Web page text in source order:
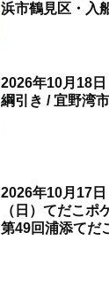
浜市鶴見区・入
2026年10月18
綱引き / 宜野湾
2026年10月17日
（日）てだこポ
第49回浦添てだ